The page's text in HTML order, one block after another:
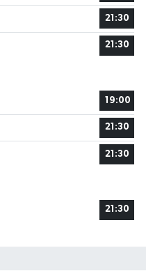
21:30
21:30
19:00
21:30
21:30
21:30